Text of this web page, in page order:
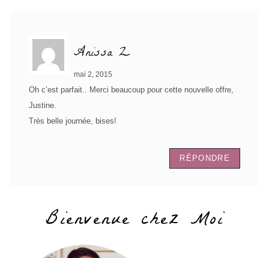
Anissa Z
mai 2, 2015
Oh c’est parfait.. Merci beaucoup pour cette nouvelle offre,
Justine.
Très belle journée, bises!
RÉPONDRE
Bienvenue chez Moi